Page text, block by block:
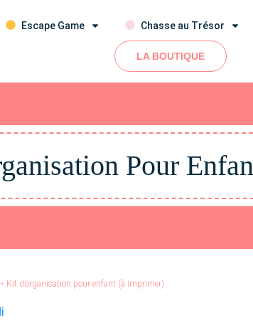
Escape Game Chasse au Trésor
LA BOUTIQUE
Pour
• Kit d’organisation pour enfant (à imprimer)